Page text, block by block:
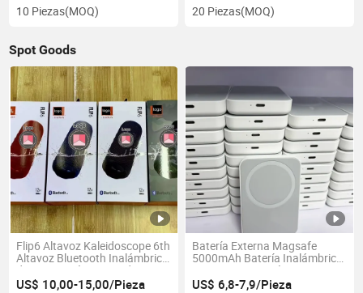
10 Piezas(MOQ) 20 Piezas(MOQ)
Spot Goods
Flip6 Altavoz Kaleidoscope 6th
Altavoz Bluetooth Inalámbrico
de Generación con Red
US$ 10,00-15,00/Pieza
Batería Externa Magsafe
5000mAh Batería Inalámbrica
con Carga Magnética
US$ 6,8-7,9/Pieza